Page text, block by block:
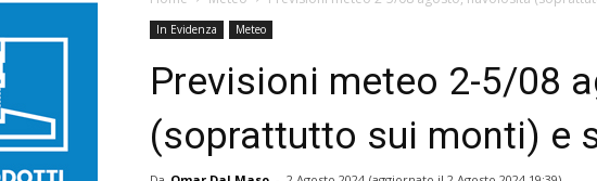
In Evidenza Meteo
Previsioni meteo 2-5/08
(soprattutto sui monti) e